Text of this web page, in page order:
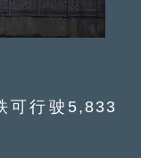
行驶5,833